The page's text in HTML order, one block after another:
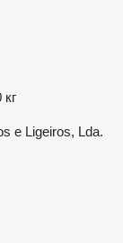
кг
e Ligeiros, Lda.